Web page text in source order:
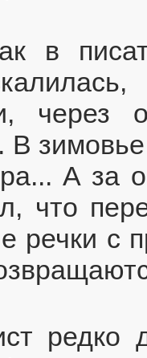
в
через
В
А за
что
речки с